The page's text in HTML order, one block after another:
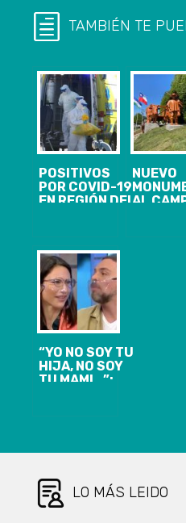
TAMBIÉN TE
POSITIVOS
POR COVID-19
EN REGIÓN DEL
PRIMER
FALLECIDO
NUEVO
AL
“YO NO SOY TU
HIJA, NO SOY
TU MAMI…”:
NEME
LO MÁS LEIDO